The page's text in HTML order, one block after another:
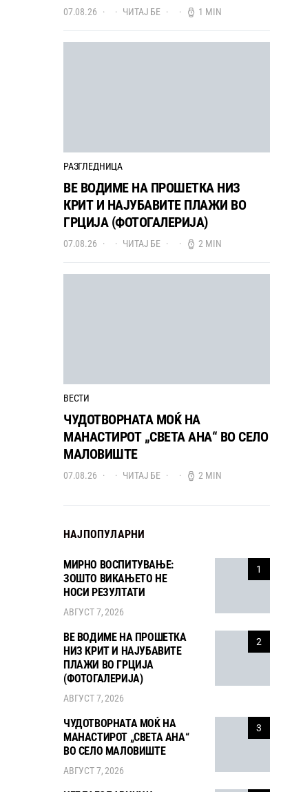
07.08.26 ЧИТАЈ БЕ 1 MIN
РАЗГЛЕДНИЦА
ВЕ ВОДИМЕ НА ПРОШЕТКА НИЗ
КРИТ И НАЈУБАВИТЕ ПЛАЖИ ВО
ГРЦИЈА (ФОТОГАЛЕРИЈА)
07.08.26 ЧИТАЈ БЕ 2 MIN
ВЕСТИ
ЧУДОТВОРНАТА МОЌ НА
МАНАСТИРОТ „СВЕТА АНА“ ВО СЕЛО
МАЛОВИШТЕ
07.08.26 ЧИТАЈ БЕ 2 MIN
НАЈПОПУЛАРНИ
1
МИРНО ВОСПИТУВАЊЕ:
ЗОШТО ВИКАЊЕТО НЕ
НОСИ РЕЗУЛТАТИ
АВГУСТ 7, 2026
2
ВЕ ВОДИМЕ НА ПРОШЕТКА
НИЗ КРИТ И НАЈУБАВИТЕ
ПЛАЖИ ВО ГРЦИЈА
(ФОТОГАЛЕРИЈА)
АВГУСТ 7, 2026
3
ЧУДОТВОРНАТА МОЌ НА
МАНАСТИРОТ „СВЕТА АНА“
ВО СЕЛО МАЛОВИШТЕ
АВГУСТ 7, 2026